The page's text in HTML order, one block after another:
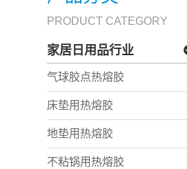
PRODUCT CATEGORY
家居日用品行业
气球胶点热熔胶
床垫用热熔胶
地垫用热熔胶
不粘锅用热熔胶